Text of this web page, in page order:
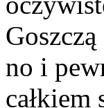
no i
całkiem